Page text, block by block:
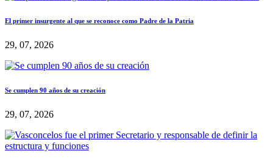
El primer insurgente al que se reconoce como Padre de la Patria
29, 07, 2026
Se cumplen 90 años de su creación
29, 07, 2026